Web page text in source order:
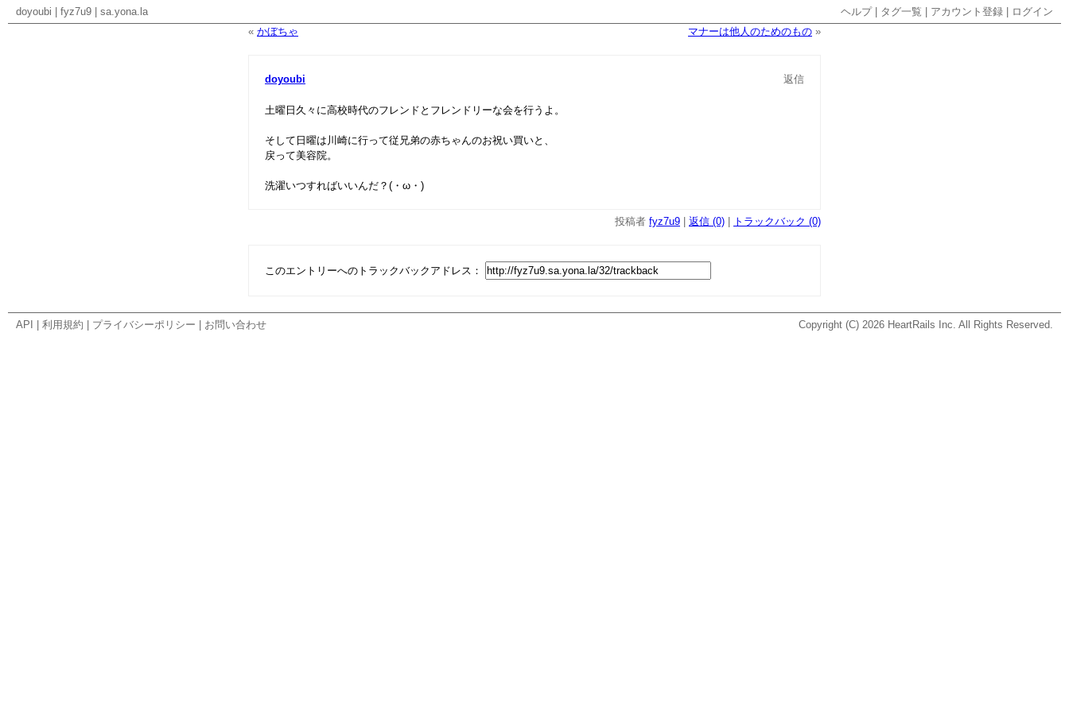
doyoubi fyz7u9 sa.yona.la ヘルプ| タグ一覧 アカウント登録
ログイン
« かぼちゃ マナーは他人のためのもの »
doyoubi 返信
土曜日久々に高校時代のフレンドとフレンドリーな会を行うよ。
そして日曜は川崎に行って従兄弟の赤ちゃんのお祝い買いと、
戻って美容院。
洗濯いつすればいいんだ？(・ω・)
投稿者 fyz7u9 返信 (0) トラックバック (0)
このエントリーへのトラックバックアドレス：
API 利用規約 プライバシーポリシー お問い合わせ Copyright (C) 2026 HeartRails Inc. All Rights Reserved.